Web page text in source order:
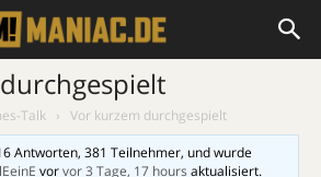
Talk › Vor kurzem durchgespielt
Antworten, 381 Teilnehmer, und wurde
vorvor 3 Tage, 17 hours aktualisiert.